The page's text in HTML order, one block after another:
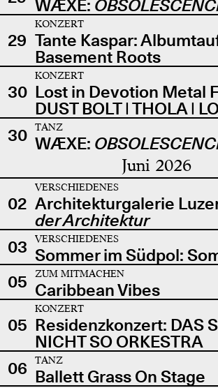
WÆXE:
29
KONZERT
Tante Kaspar:
Basement Roots
30
KONZERT
Lost in Devotion Metal
DUST BOLT | THOLA |
30
TANZ
WÆXE:
Juni 2026
02
VERSCHIEDENES
Architekturgalerie
der Architektur
03
VERSCHIEDENES
Sommer im Südpol:
05
ZUM MITMACHEN
Caribbean Vibes
05
KONZERT
Residenzkonzert: DAS
NICHT SO ORKESTRA
06
TANZ
Ballett Grass On Stage